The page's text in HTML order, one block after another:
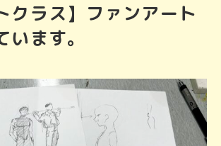
クラス】ファンアート
ます。